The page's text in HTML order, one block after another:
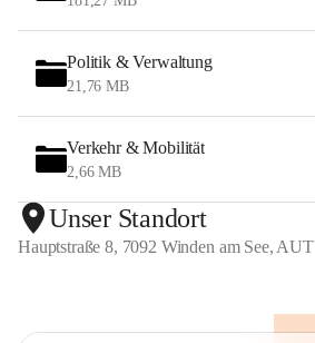
Politik & Verwaltung
21,76 MB
Verkehr & Mobilität
2,66 MB
Unser Standort
Hauptstraße 8, 7092 Winden am See, AUT